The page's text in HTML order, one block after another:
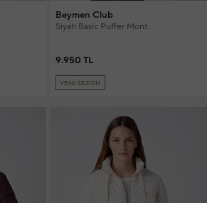
Beymen Club
Siyah Basic Puffer Mont
9.950 TL
YENİ SEZON